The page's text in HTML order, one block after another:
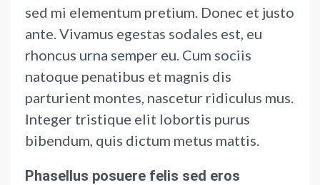
sed mi elementum pretium. Donec et justo
ante. Vivamus egestas sodales est, eu
rhoncus urna semper eu. Cum sociis
natoque penatibus et magnis dis
parturient montes, nascetur ridiculus mus.
Integer tristique elit lobortis purus
bibendum, quis dictum metus mattis.
Phasellus posuere felis sed eros